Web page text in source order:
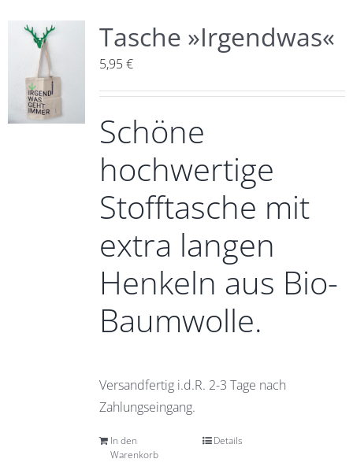
Tasche »Irgendwas«
5,95€
Schöne
hochwertige
Stofftasche mit
extra langen
Henkeln aus Bio-
Baumwolle.
Versandfertig i.d.R. 2-3 Tage nach
Zahlungseingang.
In den
Warenkorb
Details